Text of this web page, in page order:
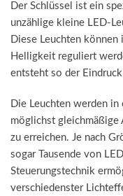
Der Schlüssel ist ein
unzählige kleine LED-
Diese Leuchten können
Helligkeit reguliert
entsteht so der
Die Leuchten werden in
möglichst gleichmäßige
zu erreichen. Je nach
sogar Tausende von
Steuerungstechnik
verschiedenster